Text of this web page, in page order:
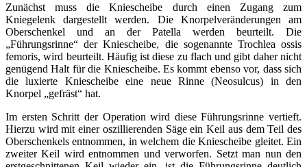
Zunächst muss die Kniescheibe durch einen Zugang zum
Kniegelenk dargestellt werden. Die Knorpelveränderungen am
Oberschenkel und an der Patella werden beurteilt. Die
„Führungsrinne“ der Kniescheibe, die sogenannte Trochlea ossis
femoris, wird beurteilt. Häufig ist diese zu flach und gibt daher nicht
genügend Halt für die Kniescheibe. Es kommt ebenso vor, dass sich
die luxierte Kniescheibe eine neue Rinne (Neosulcus) in den
Knorpel „gefräst“ hat.
Im ersten Schritt der Operation wird diese Führungsrinne vertieft.
Hierzu wird mit einer oszillierenden Säge ein Keil aus dem Teil des
Oberschenkels entnommen, in welchem die Kniescheibe gleitet. Ein
zweiter Keil wird entnommen und verworfen. Setzt man nun den